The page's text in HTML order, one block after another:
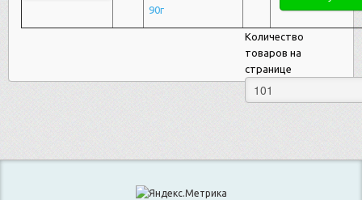
90г
Количество
товаров на
странице